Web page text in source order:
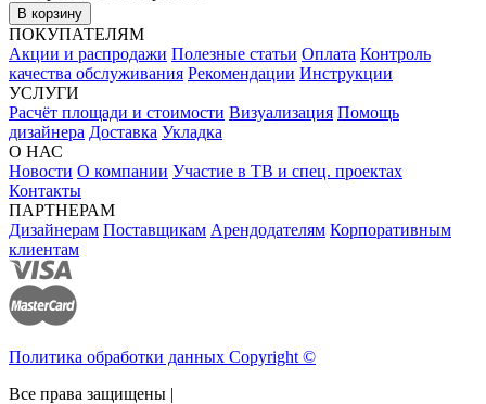
В корзину
ПОКУПАТЕЛЯМ
Акции и распродажи Полезные статьи Оплата Контроль
качества обслуживания Рекомендации Инструкции
УСЛУГИ
Расчёт площади и стоимости Визуализация Помощь
дизайнера Доставка Укладка
О НАС
Новости О компании Участие в ТВ и спец. проектах
Контакты
ПАРТНЕРАМ
Дизайнерам Поставщикам Арендодателям Корпоративным
клиентам
Политика обработки данных Copyright ©
Все права защищены |